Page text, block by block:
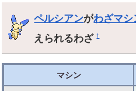
ペルシアンがわざマシ
えられるわざ†
マシン